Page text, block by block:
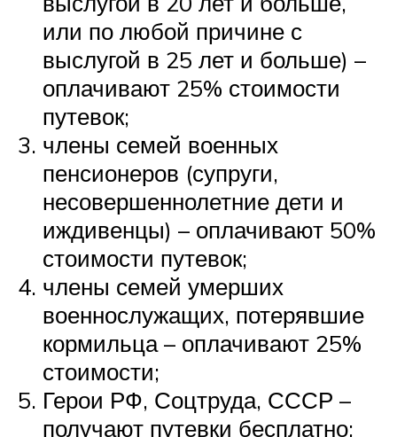
или по любой причине с
выслугой в 25 лет и больше) –
оплачивают 25% стоимости
путевок;
члены семей военных
пенсионеров (супруги,
несовершеннолетние дети и
иждивенцы) – оплачивают 50%
стоимости путевок;
члены семей умерших
военнослужащих, потерявшие
кормильца – оплачивают 25%
стоимости;
Герои РФ, Соцтруда, СССР –
получают путевки бесплатно;